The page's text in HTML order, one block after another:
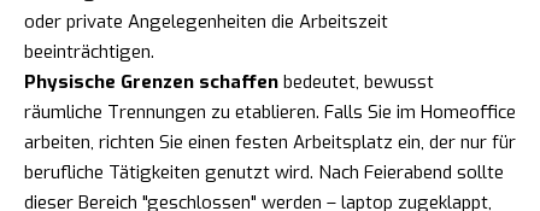
oder private Angelegenheiten die Arbeitszeit
beeinträchtigen.
Physische Grenzen schaffen bedeutet, bewusst
räumliche Trennungen zu etablieren. Falls Sie im Homeoffice
arbeiten, richten Sie einen festen Arbeitsplatz ein, der nur für
berufliche Tätigkeiten genutzt wird. Nach Feierabend sollte
dieser Bereich "geschlossen" werden – laptop zugeklappt,